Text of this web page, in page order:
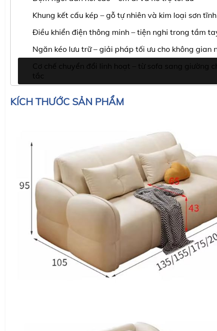
Khung kết cấu kép – gỗ tự nhiên và kim loại sơn
Điều khiển điện thông minh – tiện nghi trong tầm
Ngăn kéo lưu trữ – giải pháp tối ưu cho không gian
Cơ chế chuyển đổi linh hoạt – từ sofa sang giường
tắc
KÍCH THƯỚC SẢN PHẨM